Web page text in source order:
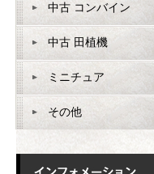
中古 コンバイン
中古 田植機
ミニチュア
その他